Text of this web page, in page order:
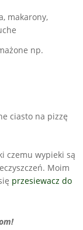
makarony,
np.
ciasto na pizzę
czemu wypieki są
Moim
przesiewacz do